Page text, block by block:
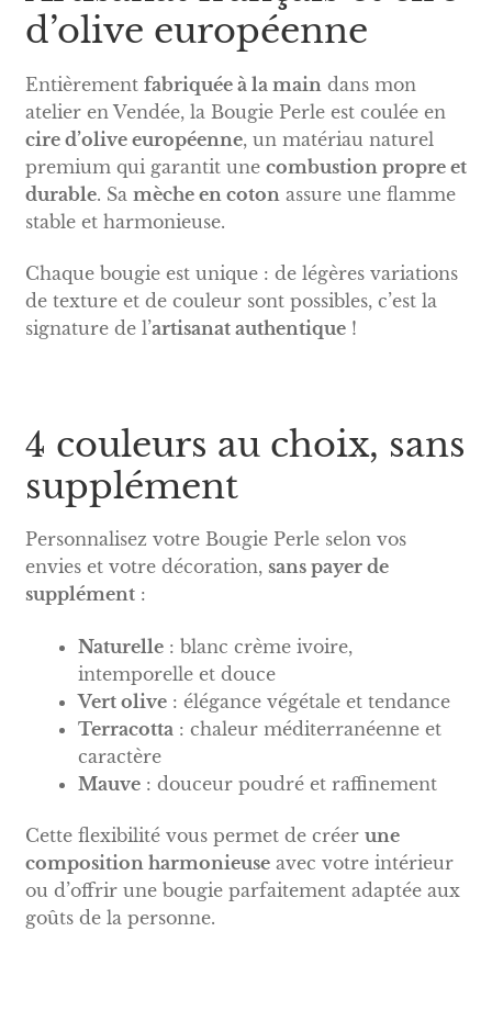
d’olive européenne
Entièrement fabriquée à la main dans mon
atelier en Vendée, la Bougie Perle est coulée en
cire d’olive européenne, un matériau naturel
premium qui garantit une combustion propre et
durable. Sa mèche en coton assure une flamme
stable et harmonieuse.
Chaque bougie est unique : de légères variations
de texture et de couleur sont possibles, c’est la
signature de l’artisanat authentique!
4 couleurs au choix, sans
supplément
Personnalisez votre Bougie Perle selon vos
envies et votre décoration, sans payer de
supplément:
Naturelle: blanc crème ivoire,
intemporelle et douce
Vert olive: élégance végétale et tendance
Terracotta : chaleur méditerranéenne et
caractère
Mauve: douceur poudré et raffinement
Cette flexibilité vous permet de créer une
composition harmonieuseavec votre intérieur
ou d’offrir une bougie parfaitement adaptée aux
goûts de la personne.